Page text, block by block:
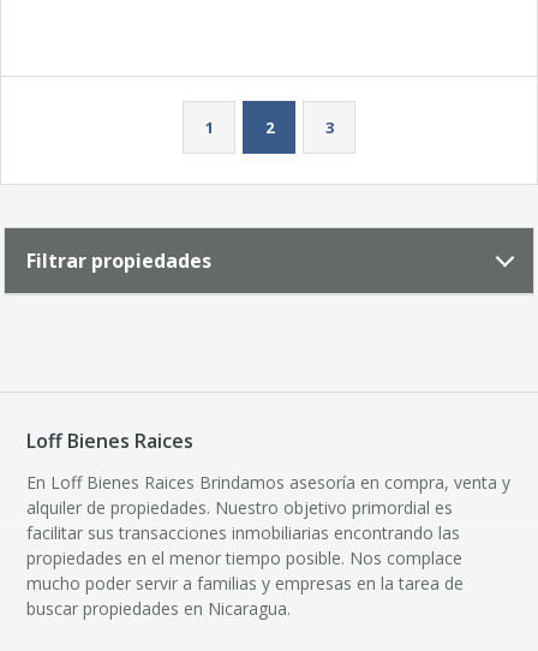
1 2 3
Filtrar propiedades
Loff Bienes Raices
En Loff Bienes Raices Brindamos asesoría en compra, venta y
alquiler de propiedades. Nuestro objetivo primordial es
facilitar sus transacciones inmobiliarias encontrando las
propiedades en el menor tiempo posible. Nos complace
mucho poder servir a familias y empresas en la tarea de
buscar propiedades en Nicaragua.